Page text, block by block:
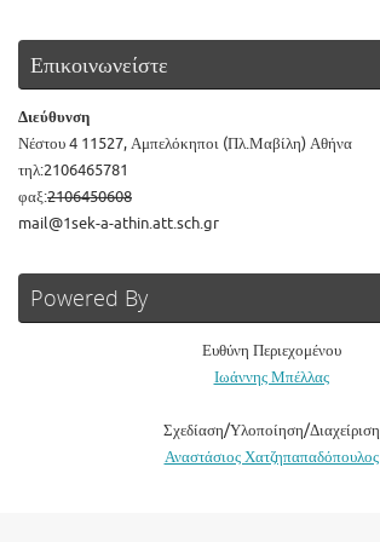
Επικοινωνείστε
Διεύθυνση
Νέστου 4 11527, Αμπελόκηποι (Πλ.Μαβίλη) Αθήνα
τηλ:2106465781
φαξ:2106450608
mail@1sek-a-athin.att.sch.gr
Powered By
Ευθύνη Περιεχομένου
Ιωάννης Μπέλλας
Σχεδίαση/Υλοποίηση/Διαχείριση
Αναστάσιος Χατζηπαπαδόπουλος